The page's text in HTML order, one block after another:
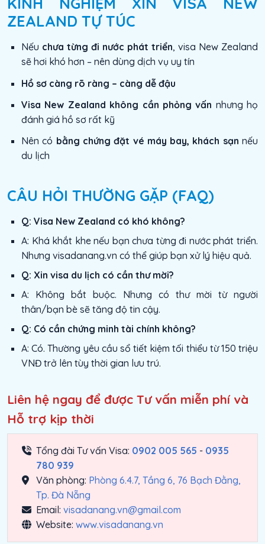
ZEALAND TỰ TÚC
Nếu chưa từng đi nước phát triển, visa New Zealand
sẽ hơi khó hơn – nên dùng dịch vụ uy tín
Hồ sơ càng rõ ràng – càng dễ đậu
Visa New Zealand không cần phỏng vấn nhưng họ
đánh giá hồ sơ rất kỹ
Nên có bằng chứng đặt vé máy bay, khách sạn nếu
du lịch
CÂU HỎI THƯỜNG GẶP (FAQ)
Q: Visa New Zealand có khó không?
A: Khá khắt khe nếu bạn chưa từng đi nước phát triển.
Nhưng visadanang.vn có thể giúp bạn xử lý hiệu quả.
Q: Xin visa du lịch có cần thư mời?
A: Không bắt buộc. Nhưng có thư mời từ người
thân/bạn bè sẽ tăng độ tin cậy.
Q: Có cần chứng minh tài chính không?
A: Có. Thường yêu cầu sổ tiết kiệm tối thiểu từ 150 triệu
VNĐ trở lên tùy thời gian lưu trú.
Liên hệ ngay để được Tư vấn miễn phí và
Hỗ trợ kịp thời
Tổng đài Tư vấn Visa: 0902 005 565 - 0935
780 939
Văn phòng: Phòng 6.4.7, Tầng 6, 76 Bạch Đằng,
Tp. Đà Nẵng
Email: visadanang.vn@gmail.com
Website: www.visadanang.vn